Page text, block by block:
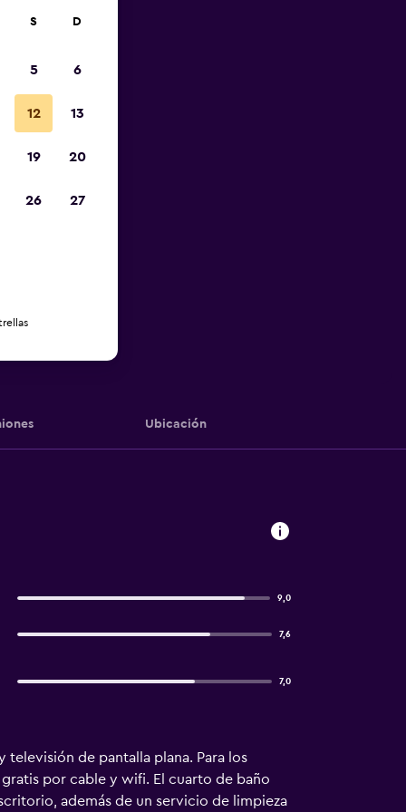
Ubicación
9,0
7,6
7,0
televisión de pantalla plana. Para los
por cable y wifi. El cuarto de baño
además de un servicio de limpieza
S D
5 6
12 13
19 20
26 27